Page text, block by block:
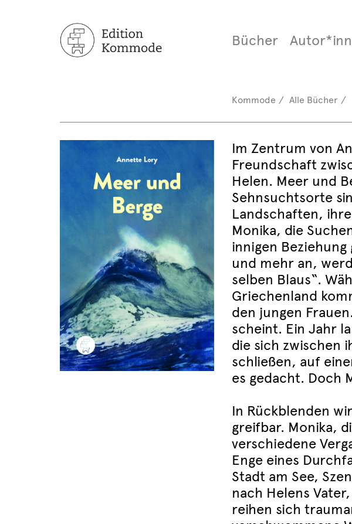
Bücher
Kommode Alle Bücher
Im Zentrum von
Freundschaft
Helen. Meer und
Sehnsuchtsorte
Landschaften,
Monika, die
innigen
und mehr an,
selben Blaus“.
Griechenland
den jungen
scheint. Ein Jahr
die sich zwischen
schließen, auf
es gedacht. Doch
In Rückblenden
greifbar. Monika,
verschiedene
Enge eines
Stadt am See,
nach Helens
reihen sich